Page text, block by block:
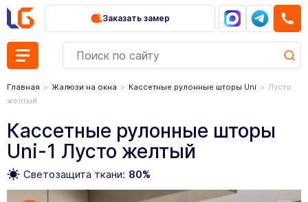
Заказать замер
Главная Жалюзи на окна Кассетные рулонные шторы Uni
Лусто
желтый
Кассетные рулонные шторы
Uni-1 Лусто желтый
Светозащита ткани: 80%